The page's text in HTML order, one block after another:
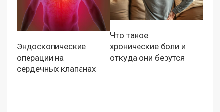
Эндоскопические
операции на
сердечных клапанах
Что такое
хронические боли и
откуда они берутся